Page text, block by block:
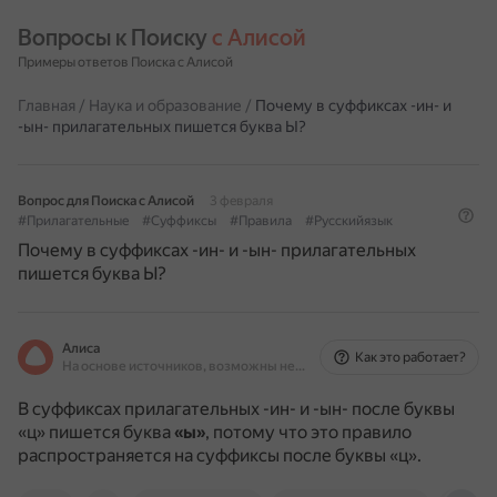
Вопросы к Поиску с Алисой
Примеры ответов Поиска с Алисой
Главная / Наука и образование / Почему в суффиксах -ин- и
-ын- прилагательных пишется буква Ы?
Вопрос для Поиска с Алисой
3 февраля
#Прилагательные
#Суффиксы #Правила #Русскийязык
Почему в суффиксах -ин- и -ын- прилагательных
пишется буква Ы?
Алиса
На основе источников, возможны неточности
Как это работает?
В суффиксах прилагательных -ин- и -ын- после буквы
«ц» пишется буква«ы», потому что это правило
распространяется на суффиксы после буквы «ц».